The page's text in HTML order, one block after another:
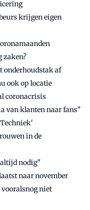
krijgen eigen
zaken?
onderhoudstak af
ook op locatie
coronacrisis
van klanten naar fans"
in de
nodig"
naar november
niet